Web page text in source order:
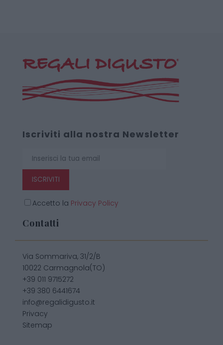
Iscriviti alla nostra Newsletter
ISCRIVITI
Accetto la Privacy Policy
Contatti
Via Sommariva, 31/2/B
10022 Carmagnola(TO)
+39 011 9715272
+39 380 6441674
info@regalidigusto.it
Privacy
Sitemap